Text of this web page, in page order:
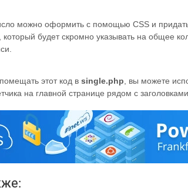
можно оформить с помощью CSS и
который будет скромно указывать на общее
этот код в single.php , вы можете
на главной странице рядом с